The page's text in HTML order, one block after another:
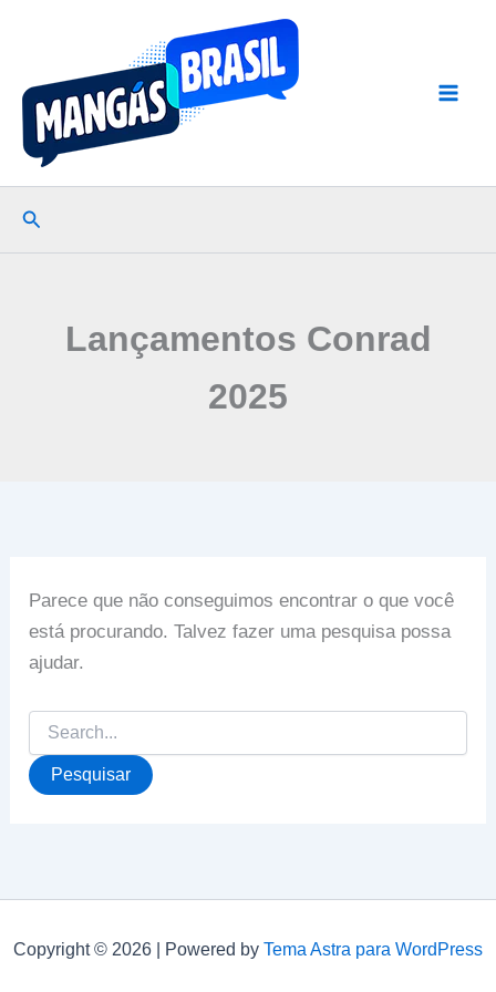
conteúdo
Pesquisar
Lançamentos Conrad
2025
Parece que não conseguimos encontrar o que você
está procurando. Talvez fazer uma pesquisa possa
ajudar.
Pesquisar
por:
Copyright © 2026 | Powered by Tema Astra para WordPress